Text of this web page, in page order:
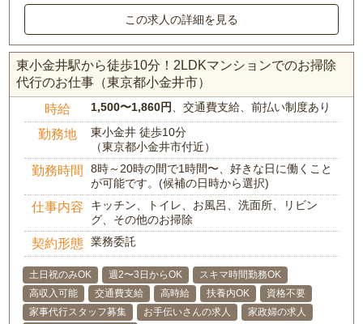
この求人の詳細を見る
東小金井駅から徒歩10分！2LDKマンションでのお掃除
代行のお仕事（東京都小金井市）
時給 1,500〜1,860円 、交通費支給、前払い制度あり
勤務地
東小金井 徒歩10分
（東京都小金井市付近）
勤務時間
8時～20時の間で1時間〜、好きな日に働くこと
が可能です。(候補の日時から選択)
仕事内容
キッチン、トイレ、お風呂、洗面所、リビン
グ、その他のお掃除
契約形態 業務委託
土日祝のみOK 週2〜3日からOK
スキマ時間勤務OK
高収入可能
交通費支給 高時給 扶養内OK
資格不要
家事代行スタッフ募集
お手伝いさんの求人 家政婦の求人